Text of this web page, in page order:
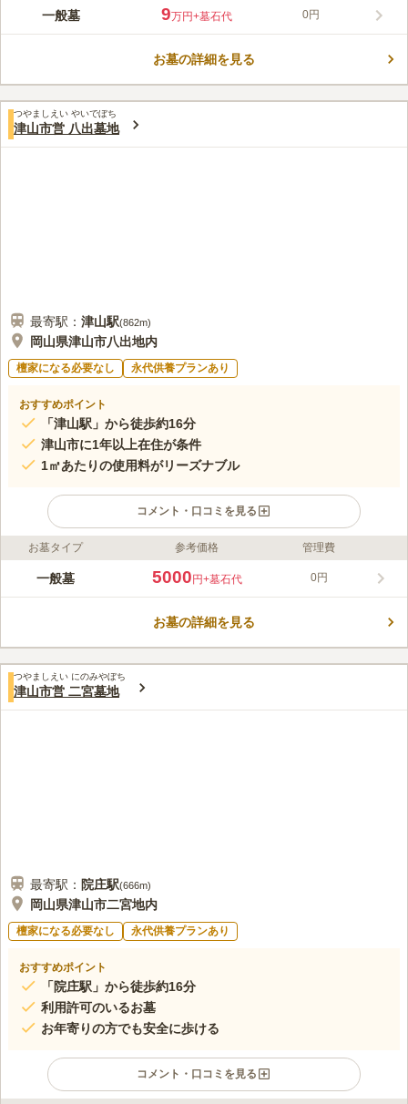
周りに建物もなく、段々になった墓地なので日当たりがよく、暖
方で、市長からの許可も受けている方のみ申請することができま
口コミ評価
この霊園はまだ誰からも評価されていません。
一般墓 9万円+墓石代 0円
お墓の詳細を見る
つやましえい やいでぼち
津山市営 八出墓地
最寄駅： 津山駅(862m)
岡山県津山市八出地内
檀家になる必要なし 永代供養プランあり
おすすめポイント
「津山駅」から徒歩約16分
津山市に1年以上在住が条件
1㎡あたりの使用料がリーズナブル
コメント・口コミを見る
ライフドット編集部のコメント
周囲に緑が多く、陽の光が差し込むあたたかな墓地です。 ゆっ
台から少しずつ下っていく造りになっていますが、ご高齢の方や
す。
口コミ評価
この霊園はまだ誰からも評価されていません。
お墓タイプ 参考価格 管理費
一般墓 5000 円+墓石代 0円
お墓の詳細を見る
つやましえい にのみやぼち
津山市営 二宮墓地
最寄駅： 院庄駅(666m)
岡山県津山市二宮地内
檀家になる必要なし 永代供養プランあり
おすすめポイント
「院庄駅」から徒歩約16分
利用許可のいるお墓
お年寄りの方でも安全に歩ける
コメント・口コミを見る